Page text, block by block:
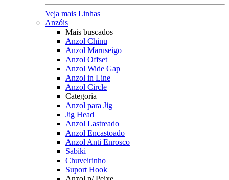
Veja mais Linhas
Anzóis
Mais buscados
Anzol Chinu
Anzol Maruseigo
Anzol Offset
Anzol Wide Gap
Anzol in Line
Anzol Circle
Categoria
Anzol para Jig
Jig Head
Anzol Lastreado
Anzol Encastoado
Anzol Anti Enrosco
Sabiki
Chuveirinho
Suport Hook